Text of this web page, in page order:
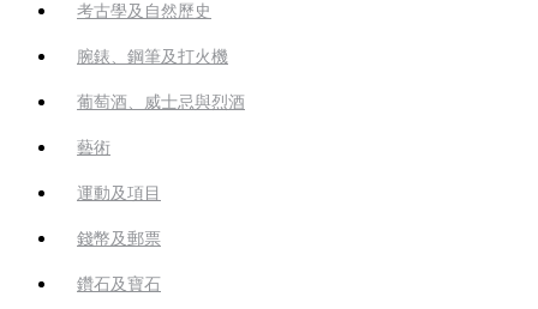
考古學及自然歷史
腕錶、鋼筆及打火機
葡萄酒、威士忌與烈酒
藝術
運動及項目
錢幣及郵票
鑽石及寶石